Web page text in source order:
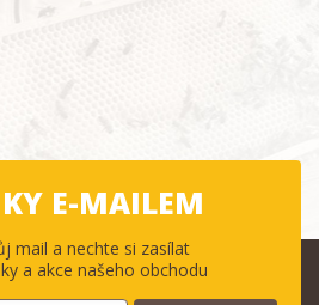
E-MAILEM
mail a nechte si zasílat
a akce našeho obchodu